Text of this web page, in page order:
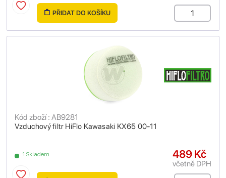
PŘIDAT DO KOŠÍKU
Vzduchový filtr HiFlo Kawasaki KX65 00-11
Kód zboží : AB9281
1 Skladem 489 Kč
včetně DPH